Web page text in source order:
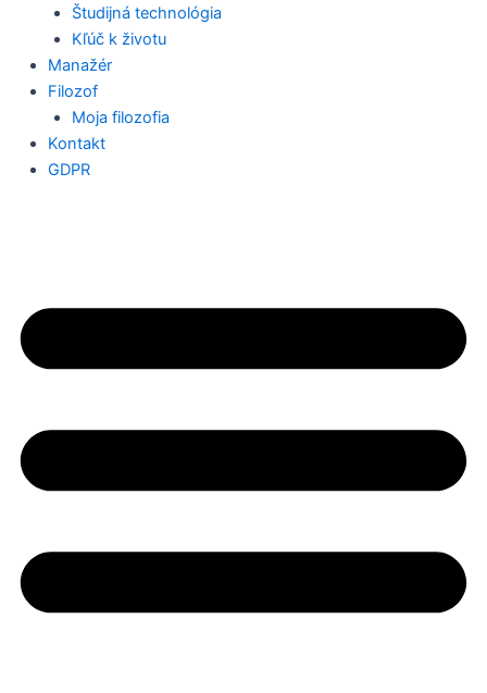
Študijná technológia
Kľúč k životu
Manažér
Filozof
Moja filozofia
Kontakt
GDPR